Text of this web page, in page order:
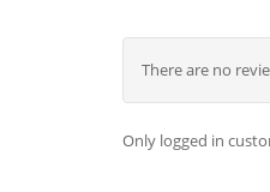
There are no
Only logged in